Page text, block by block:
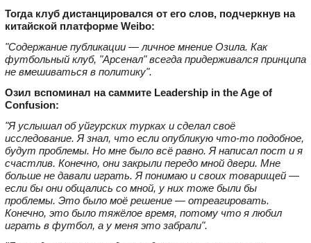
Тогда клуб дистанцировался от его слов, подчеркнув на
китайской платформе Weibo:
"Содержание публикации — личное мнение Озила. Как
футбольный клуб, "Арсенал" всегда придерживался принципа
не вмешиваться в политику".
Озил вспоминал на саммите Leadership in the Age of
Confusion:
"Я услышал об уйгурских турках и сделал своё
исследование. Я знал, что если опубликую что‑то подобное,
будут проблемы. Но мне было всё равно. Я написал пост и я
счастлив. Конечно, они закрыли передо мной двери. Мне
больше не давали играть. Я понимаю и своих товарищей —
если бы они общались со мной, у них тоже были бы
проблемы. Это было моё решение — отреагировать.
Конечно, это было тяжёлое время, потому что я любил
играть в футбол, а у меня это забрали".